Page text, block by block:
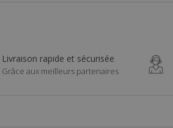
Livraison rapide et sécurisée
Grâce aux meilleurs partenaires